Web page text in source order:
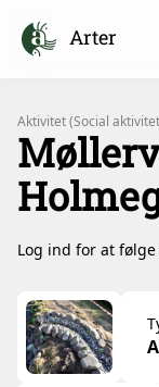
Arter
Aktivitet (Social
Log ind for at